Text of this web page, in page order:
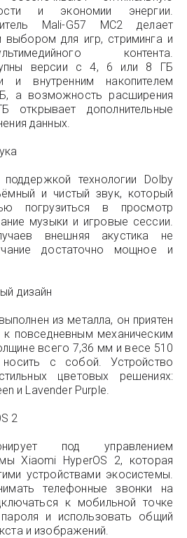
и экономии энергии.
Mali-G57 MC2 делает
выбором для игр, стриминга и
контента.
версии с 4, 6 или 8 ГБ
и внутренним накопителем
а возможность расширения
дополнительные
данных.
технологии Dolby
и чистый звук, который
погрузиться в просмотр
музыки и игровые сессии.
внешняя акустика не
достаточно мощное и
дизайн
из металла, он приятен
повседневным механическим
всего 7,36 мм и весе 510
с собой. Устройство
цветовых решениях:
и Lavender Purple.
2
под управлением
Xiaomi HyperOS 2, которая
устройствами экосистемы.
телефонные звонки на
к мобильной точке
и использовать общий
и изображений.